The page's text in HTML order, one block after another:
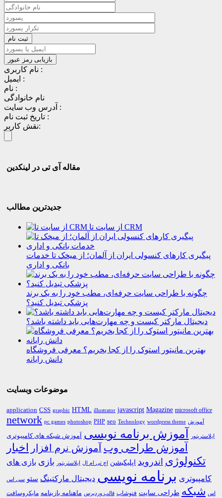
نام کاربری :
ایمیل :
نام :
نام خانوادگی
آدرس وب سایت :
تاریخ ثبت نام :
نقش کاربر:
مقاله آی تی در لینکدین
جدیدترین مطالب
از سایت تا CRM
پیگیری کارهای کنسولی ایران از آلمان؛ از میخک تا خدمات
بانکی و اداری
چگونه با طراحی سایت حرفه‌ای، مطب خود را به یک برند
پزشکی تبدیل کنید؟
دیجیتال مارکتر کیست و چه مهارت‌هایی باید داشته باشد؟
بهترین مانیتور استوک را از کجا بخریم؟ معرفی فروشگاه
دانش رایانه
موضوعات وبسایت
application CSS graphic HTML illustrator javascript Magazine microsoft office
network pc games photoshop PHP seo Technology wordpress theme آموزش
ایلاستریتور آموزش برنامه نویسی آموزش شبکه های کامپیوتری
آموزش طراحی وب آموزش نرم افزار اخبار
تکنولوژی اندروید اپلیکیشن اچ تی ام ال ایلاستریتور بازی بازی های
کامپیوتری برنامه نویسی دیجیتال مارکتینگ سئو سی اس
اس شبکه طراحی سایت فتوشاپ قالب وردپرس ماهنامه بازینامه مایکروسافت